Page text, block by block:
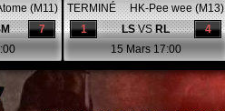
(M11)
7
TERMINÉ
HK-Pee wee (M13)
4
1 LSVSRL
15 Mars 17:00